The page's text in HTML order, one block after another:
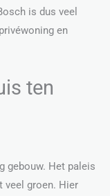
is dus veel
en
ten
gebouw. Het paleis
veel groen. Hier